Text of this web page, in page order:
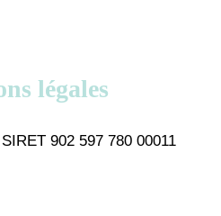
légales
902 597 780 00011